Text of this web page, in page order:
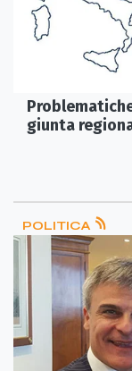
giunta
POLITICA